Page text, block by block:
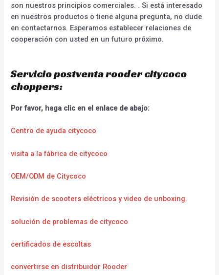
son nuestros principios comerciales. . Si está interesado
en nuestros productos o tiene alguna pregunta, no dude
en contactarnos. Esperamos establecer relaciones de
cooperación con usted en un futuro próximo.
Servicio postventa rooder citycoco
choppers:
Por favor, haga clic en el enlace de abajo:
Centro de ayuda citycoco
visita a la fábrica de citycoco
OEM/ODM de Citycoco
Revisión de scooters eléctricos y video de unboxing.
solución de problemas de citycoco
certificados de escoltas
convertirse en distribuidor Rooder